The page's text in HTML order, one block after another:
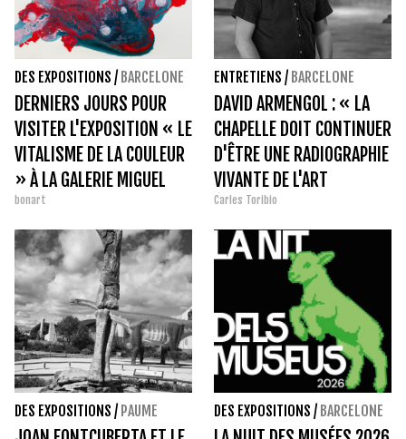
DES EXPOSITIONS / BARCELONE
DERNIERS JOURS POUR
VISITER L'EXPOSITION « LE
VITALISME DE LA COULEUR
» À LA GALERIE MIGUEL
MARCOS
bonart
ENTRETIENS / BARCELONE
DAVID ARMENGOL : « LA
CHAPELLE DOIT CONTINUER
D'ÊTRE UNE RADIOGRAPHIE
VIVANTE DE L'ART
ÉMERGENT. »
Carles Toribio
DES EXPOSITIONS / PAUME DES EXPOSITIONS / BARCELONE